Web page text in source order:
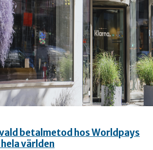
betalmetod hos Worldpays
världen